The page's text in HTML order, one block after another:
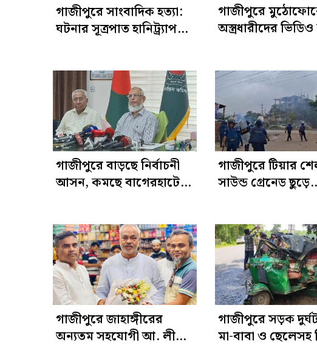
গাজীপুরে সাংবাদিক হত্যা:
ঘটনার সূত্রপাত হানিট্র্যাপ
গাজীপুরে
অস্ত্রধারীদের
গাজীপুরে বাড়ছে নির্বাচনী
আসন, কমছে বাগেরহাটে:
গাজীপুরে টিয়ার
সাউন্ড গ্রেনেড ছুড়ে
গাজীপুরে জাহাঙ্গীরের
অন্যতম সহযোগী আ. লীগ
গাজীপুরে সড়ক
মা-বাবা ও ছেলেসহ